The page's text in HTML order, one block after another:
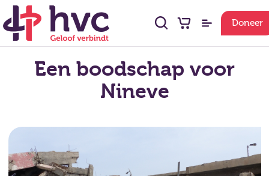
Doneer
Een boodschap voor
Nineve